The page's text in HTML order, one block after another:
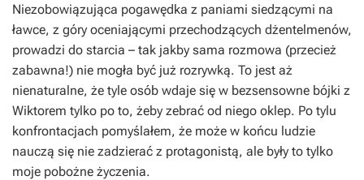
Niezobowiązująca pogawędka z paniami siedzącymi na
ławce, z góry oceniającymi przechodzących dżentelmenów,
prowadzi do starcia – tak jakby sama rozmowa (przecież
zabawna!) nie mogła być już rozrywką. To jest aż
nienaturalne, że tyle osób wdaje się w bezsensowne bójki z
Wiktorem tylko po to, żeby zebrać od niego oklep. Po tylu
konfrontacjach pomyślałem, że może w końcu ludzie
nauczą się nie zadzierać z protagonistą, ale były to tylko
moje pobożne życzenia.